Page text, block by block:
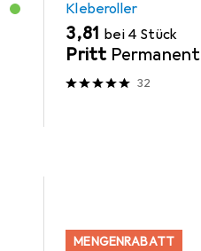
Kleberoller
EUR
3,81 bei 4 Stück
Pritt Permanent
32
MENGENRABATT